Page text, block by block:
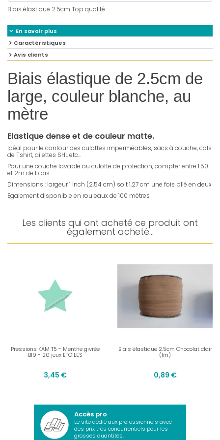
Biais élastique 2.5cm Top qualité
En savoir plus
Caractéristiques
Avis clients
Biais élastique de 2.5cm de
large, couleur blanche, au
mètre
Elastique dense et de couleur matte.
Idéal pour le contour des culottes imperméables, sacs à couche, cols
de Tshirt, ailettes SHL etc...
Pour une couche lavable ou culotte de protection, compter entre 1.50
et 2m de biais.
Dimensions : largeur 1 inch (2,54 cm) soit 1,27 cm une fois plié en deux
Egalement disponible en rouleaux de 100 mètres
Les clients qui ont acheté ce produit ont
également acheté...
Pressions KAM T5 - Menthe givrée
B19 - 20 jeux ETOILES
3,45 €
Biais élastique 2.5cm Chocolat clair
(1m)
0,89 €
Accès pro
Le site dédié aux professionnels avec
des prix très concurrentiels pour les
grosses quantités.